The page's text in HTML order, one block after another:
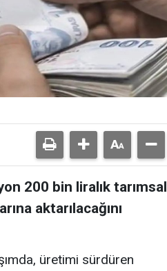
200 bin liralık tarımsal
aktarılacağını
üretimi sürdüren